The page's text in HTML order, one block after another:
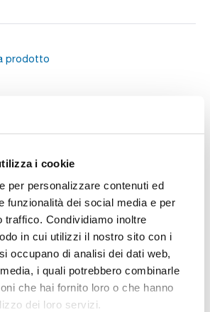
i cookie
per personalizzare contenuti ed
funzionalità dei social media e per
traffico. Condividiamo inoltre
in cui utilizzi il nostro sito con i
occupano di analisi dei dati web,
i quali potrebbero combinarle
che hai fornito loro o che hanno
dei loro servizi.
prodotto
tecnica
COA
Registrati per i download